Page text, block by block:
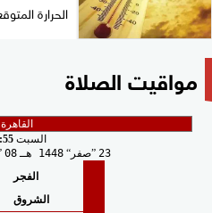
الحرارة
مواقيت الصلاة
السبت
23 صفر 1448 هـ 08
الفجر
الشروق